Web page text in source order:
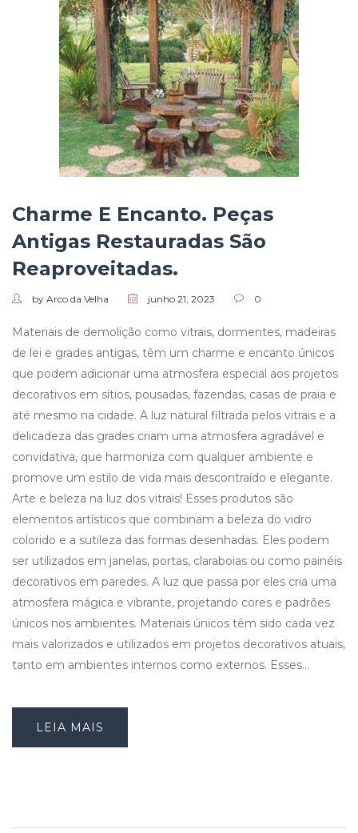
Charme E Encanto. Peças
Antigas Restauradas São
Reaproveitadas.
by Arco da Velha junho 21, 2023 0
Materiais de demolição como vitrais, dormentes, madeiras
de lei e grades antigas, têm um charme e encanto únicos
que podem adicionar uma atmosfera especial aos projetos
decorativos em sítios, pousadas, fazendas, casas de praia e
até mesmo na cidade. A luz natural filtrada pelos vitrais e a
delicadeza das grades criam uma atmosfera agradável e
convidativa, que harmoniza com qualquer ambiente e
promove um estilo de vida mais descontraído e elegante.
Arte e beleza na luz dos vitrais! Esses produtos são
elementos artísticos que combinam a beleza do vidro
colorido e a sutileza das formas desenhadas. Eles podem
ser utilizados em janelas, portas, claraboias ou como painéis
decorativos em paredes. A luz que passa por eles cria uma
atmosfera mágica e vibrante, projetando cores e padrões
únicos nos ambientes. Materiais únicos têm sido cada vez
mais valorizados e utilizados em projetos decorativos atuais,
tanto em ambientes internos como externos. Esses…
LEIA MAIS